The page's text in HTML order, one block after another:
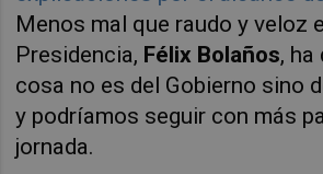
Menos mal que raudo y veloz
Presidencia, Félix Bolaños, ha
cosa no es del Gobierno sino
y podríamos seguir con más
jornada.